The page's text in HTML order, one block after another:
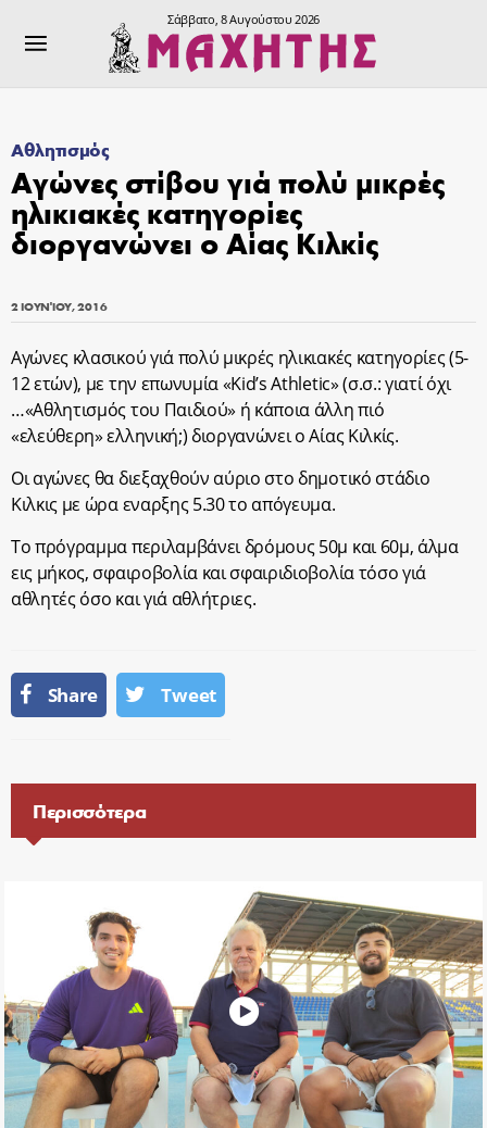
Σάββατο, 8 Αυγούστου 2026
Αθλητισμός
Αγώνες στίβου γιά πολύ μικρές
ηλικιακές κατηγορίες
διοργανώνει ο Αίας Κιλκίς
2 ΙΟΥΝΊΟΥ, 2016
Αγώνες κλασικού γιά πολύ μικρές ηλικιακές κατηγορίες (5-
12 ετών), με την επωνυμία «Kid’s Athletic» (σ.σ.: γιατί όχι
…«Αθλητισμός του Παιδιού» ή κάποια άλλη πιό
«ελεύθερη» ελληνική;) διοργανώνει ο Αίας Κιλκίς.
Οι αγώνες θα διεξαχθούν αύριο στο δημοτικό στάδιο
Κιλκις με ώρα εναρξης 5.30 το απόγευμα.
Το πρόγραμμα περιλαμβάνει δρόμους 50μ και 60μ, άλμα
εις μήκος, σφαιροβολία και σφαιριδιοβολία τόσο γιά
αθλητές όσο και γιά αθλήτριες.
Share Tweet
Περισσότερα